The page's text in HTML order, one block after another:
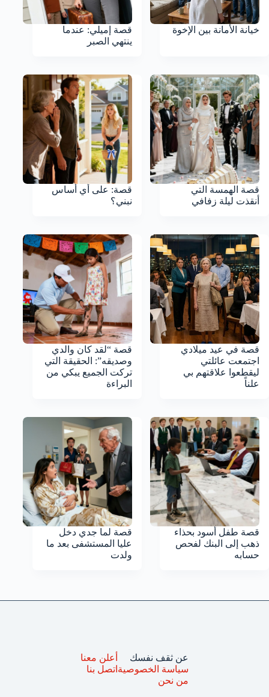
خيانة الأمانة بين الإخوة
قصة إميلي: عندما
ينتهي الصبر
قصة الهمسة التي
أنقذت ليلة زفافي
قصة: على أي أساس
نبني؟
قصة في عيد ميلادي
اجتمعت عائلتي
ليقطعوا علاقتهم بي
علناً
قصة “لقد كان والدي
وصديقه”: الحقيقة التي
تركت الجميع يبكي من
البراءة
قصة طفل أسود بحذاء
ذهب إلى البنك لفحص
حسابه
قصة لما جدي دخل
عليا المستشفى بعد ما
ولدت
عن ثقف نفسك
سياسة الخصوصية
من نحن
أعلن معنا
اتصل بنا